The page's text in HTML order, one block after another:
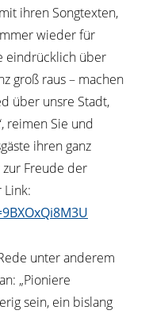
ihren Songtexten,
wieder für
eindrücklich über
groß raus – machen
über unsre Stadt,
reimen Sie und
ihren ganz
Freude der
Link:
unter anderem
„Pioniere
sein, ein bislang